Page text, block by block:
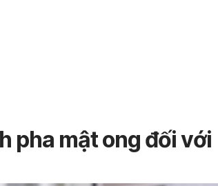
pha mật ong đối với